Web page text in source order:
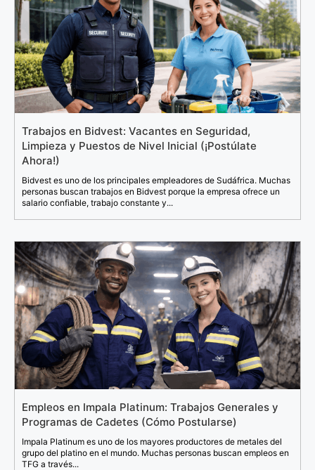
Trabajos en Bidvest: Vacantes en Seguridad,
Limpieza y Puestos de Nivel Inicial (¡Postúlate
Ahora!)
Bidvest es uno de los principales empleadores de Sudáfrica. Muchas
personas buscan trabajos en Bidvest porque la empresa ofrece un
salario confiable, trabajo constante y...
Empleos en Impala Platinum: Trabajos Generales y
Programas de Cadetes (Cómo Postularse)
Impala Platinum es uno de los mayores productores de metales del
grupo del platino en el mundo. Muchas personas buscan empleos en
TFG a través...